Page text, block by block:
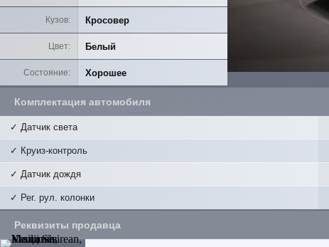
Кузов Кросовер
Цвет Белый
Состояние Хорошее
Комплектация автомобиля
✓ Датчик света
✓ Круиз-контроль
✓ Датчик дождя
✓ Рег. рул. колонки
Реквизиты продавца